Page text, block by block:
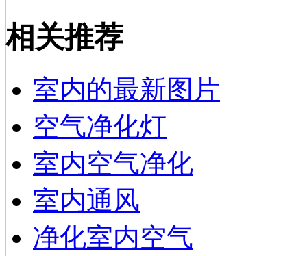
相关推荐
室内的最新图片
空气净化灯
室内空气净化
室内通风
净化室内空气